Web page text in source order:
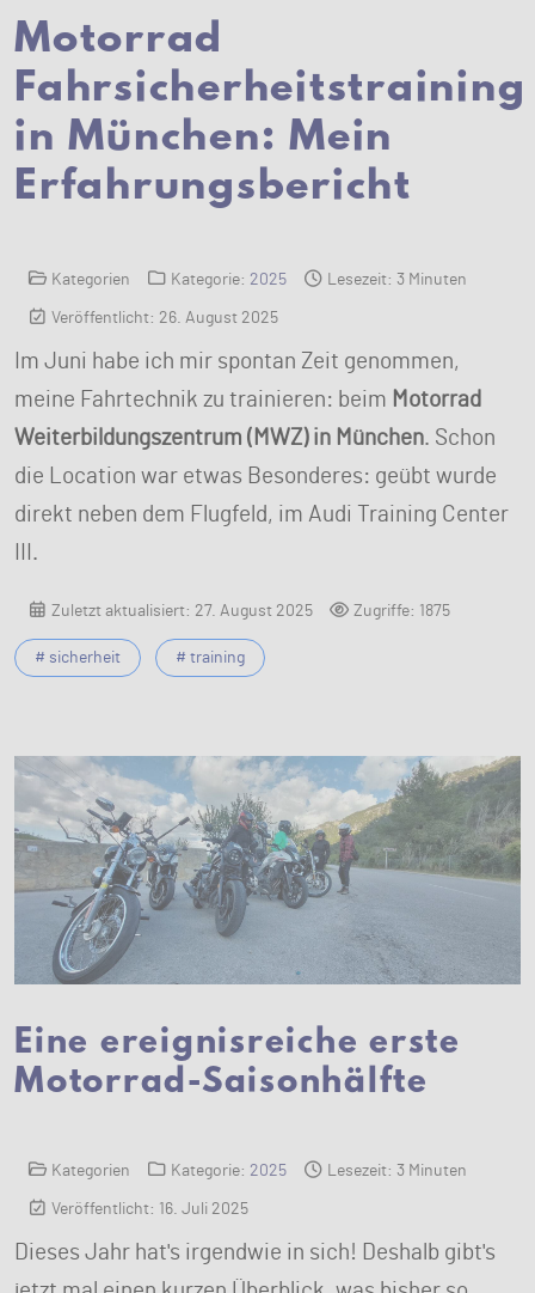
Motorrad
Fahrsicherheitstraining
in München: Mein
Erfahrungsbericht
Kategorien Kategorie: 2025 Lesezeit: 3 Minuten
Veröffentlicht: 26. August 2025
Im Juni habe ich mir spontan Zeit genommen,
meine Fahrtechnik zu trainieren: beim Motorrad
Weiterbildungszentrum (MWZ) in München. Schon
die Location war etwas Besonderes: geübt wurde
direkt neben dem Flugfeld, im Audi Training Center
III.
Zuletzt aktualisiert: 27. August 2025 Zugriffe: 1875
# sicherheit # training
Eine ereignisreiche erste
Motorrad-Saisonhälfte
Kategorien Kategorie: 2025 Lesezeit: 3 Minuten
Veröffentlicht: 16. Juli 2025
Dieses Jahr hat's irgendwie in sich! Deshalb gibt's